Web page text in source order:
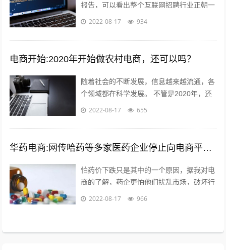
报告，可以看出整个互联网招聘行业正朝一
个好的趋势蓬勃发展。而如今，正规的猎头
2022-08-17 934
电商开始:2020年开始做农村电商，还可以吗？
随着社会的不断发展，信息越来越流通，各
个领域都在科学发展。 不管是2020年，还
是以后，电商的收益应该越来好，越有一定
2022-08-17 655
华药电商:网传哈药等多家医药企业停止向电商平台供货，如属实，是怕药价下跌吗？您怎么看？
怕药价下跌只是其中的一个原因，据我对电
商的了解，药企更怕他们扰乱市场，破坏行
业秩序。另外一个是，药品电商导致很多处
2022-08-17 966